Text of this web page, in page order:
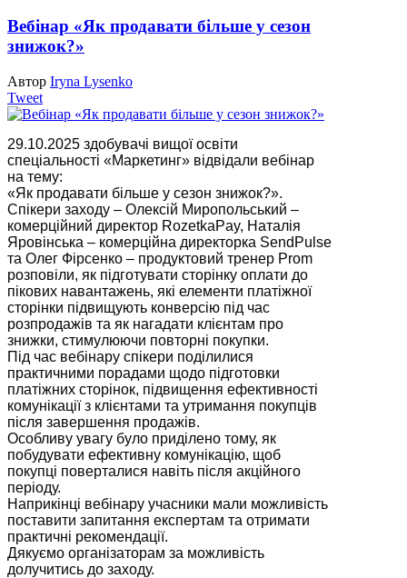
Вебінар «Як продавати більше у сезон
знижок?»
Автор Iryna Lysenko
Tweet
29.10.2025 здобувачі вищої освіти
спеціальності «Маркетинг» відвідали вебінар
на тему:
«Як продавати більше у сезон знижок?».
Спікери заходу – Олексій Миропольський –
комерційний директор RozetkaPay, Наталія
Яровінська – комерційна директорка SendPulse
та Олег Фірсенко – продуктовий тренер Prom
розповіли, як підготувати сторінку оплати до
пікових навантажень, які елементи платіжної
сторінки підвищують конверсію під час
розпродажів та як нагадати клієнтам про
знижки, стимулюючи повторні покупки.
Під час вебінару спікери поділилися
практичними порадами щодо підготовки
платіжних сторінок, підвищення ефективності
комунікації з клієнтами та утримання покупців
після завершення продажів.
Особливу увагу було приділено тому, як
побудувати ефективну комунікацію, щоб
покупці поверталися навіть після акційного
періоду.
Наприкінці вебінару учасники мали можливість
поставити запитання експертам та отримати
практичні рекомендації.
Дякуємо організаторам за можливість
долучитись до заходу.